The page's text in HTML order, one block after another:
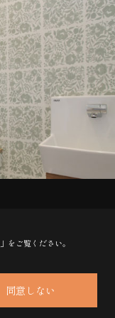
」をご覧ください。
同意しない